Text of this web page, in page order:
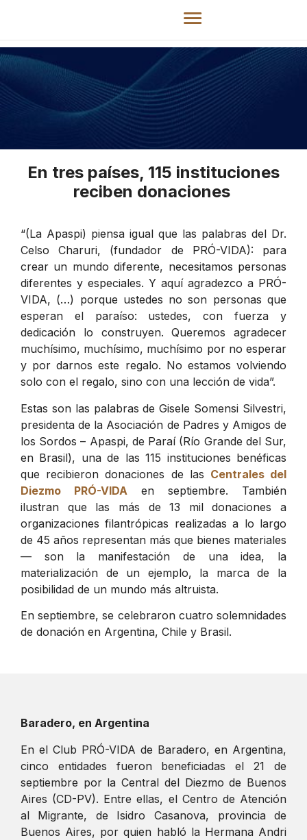
En tres países, 115 instituciones
reciben donaciones
“(La Apaspi) piensa igual que las palabras del Dr.
Celso Charuri, (fundador de PRÓ-VIDA): para
crear un mundo diferente, necesitamos personas
diferentes y especiales. Y aquí agradezco a PRÓ-
VIDA, (…) porque ustedes no son personas que
esperan el paraíso: ustedes, con fuerza y
dedicación lo construyen. Queremos agradecer
muchísimo, muchísimo, muchísimo por no esperar
y por darnos este regalo. No estamos volviendo
solo con el regalo, sino con una lección de vida”.
Estas son las palabras de Gisele Somensi Silvestri,
presidenta de la Asociación de Padres y Amigos de
los Sordos – Apaspi, de Paraí (Río Grande del Sur,
en Brasil), una de las 115 instituciones benéficas
que recibieron donaciones de las Centrales del
Diezmo PRÓ-VIDA en septiembre. También
ilustran que las más de 13 mil donaciones a
organizaciones filantrópicas realizadas a lo largo
de 45 años representan más que bienes materiales
— son la manifestación de una idea, la
materialización de un ejemplo, la marca de la
posibilidad de un mundo más altruista.
En septiembre, se celebraron cuatro solemnidades
de donación en Argentina, Chile y Brasil.
Baradero, en Argentina
En el Club PRÓ-VIDA de Baradero, en Argentina,
cinco entidades fueron beneficiadas el 21 de
septiembre por la Central del Diezmo de Buenos
Aires (CD-PV). Entre ellas, el Centro de Atención
al Migrante, de Isidro Casanova, provincia de
Buenos Aires, por quien habló la Hermana Andri